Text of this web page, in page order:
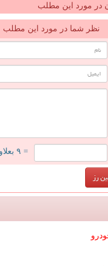
در مورد این مطلب
نظر شما در مورد این مطلب
= ۹ بعلاوه ۴